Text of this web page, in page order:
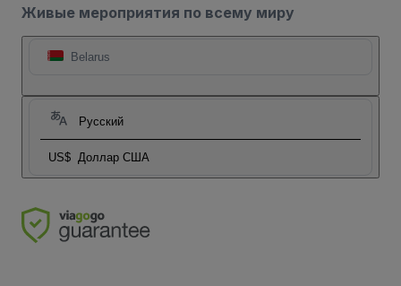
Живые мероприятия по всему миру
Belarus
Русский
US$ Доллар США